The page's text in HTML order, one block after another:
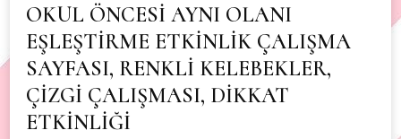
OKUL ÖNCESİ AYNI OLANI
EŞLEŞTİRME ETKİNLİK ÇALIŞMA
SAYFASI, RENKLİ KELEBEKLER,
ÇİZGİ ÇALIŞMASI, DİKKAT
ETKİNLİĞİ